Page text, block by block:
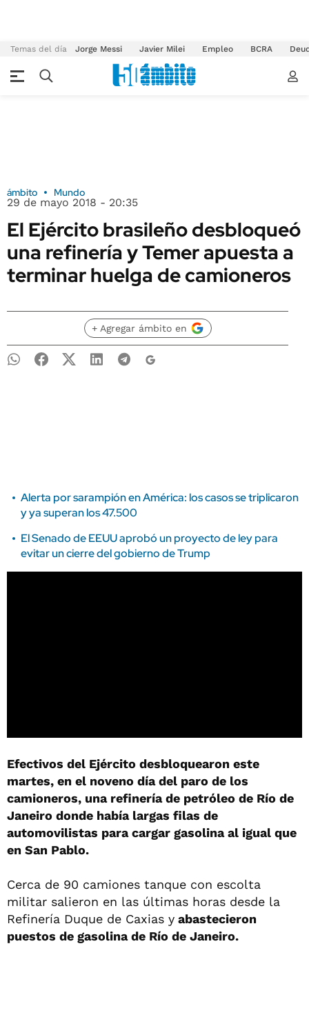
Temas del día Jorge Messi Javier Milei Empleo BCRA
ámbito Mundo
29 de mayo 2018 - 20:35
El Ejército brasileño desbloqueó
una refinería y Temer apuesta a
terminar huelga de camioneros
+ Agregar ámbito en
Alerta por sarampión en América: los casos se triplicaron
y ya superan los 47.500
El Senado de EEUU aprobó un proyecto de ley para
evitar un cierre del gobierno de Trump
Efectivos del Ejército desbloquearon este
martes, en el noveno día del paro de los
camioneros, una refinería de petróleo de Río de
Janeiro donde había largas filas de
automovilistas para cargar gasolina al igual que
en San Pablo.
Cerca de 90 camiones tanque con escolta
militar salieron en las últimas horas desde la
Refinería Duque de Caxias y abastecieron
puestos de gasolina de Río de Janeiro.